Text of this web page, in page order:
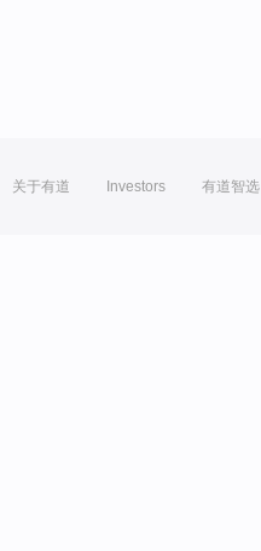
关于有道 Investors 有道智选